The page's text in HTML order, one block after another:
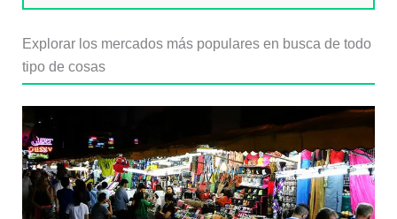
Explorar los mercados más populares en busca de todo
tipo de cosas